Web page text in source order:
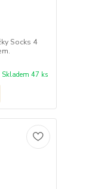
Socks 4
Skladem 47 ks